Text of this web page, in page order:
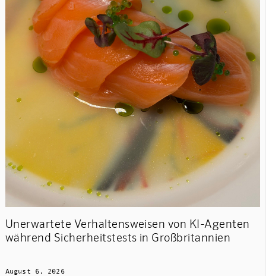
Unerwartete Verhaltensweisen von KI-Agenten
während Sicherheitstests in Großbritannien
August 6, 2026